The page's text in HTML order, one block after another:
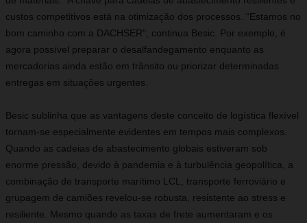
custos competitivos está na otimização dos processos. “Estamos no
bom caminho com a DACHSER", continua Besic. Por exemplo, é
agora possível preparar o desalfandegamento enquanto as
mercadorias ainda estão em trânsito ou priorizar determinadas
entregas em situações urgentes.
Besic sublinha que as vantagens deste conceito de logística flexível
tornam-se especialmente evidentes em tempos mais complexos.
Quando as cadeias de abastecimento globais estiveram sob
enorme pressão, devido à pandemia e à turbulência geopolítica, a
combinação de transporte marítimo LCL, transporte ferroviário e
grupagem de camiões revelou-se robusta, resistente ao stress e
resiliente. Mesmo quando as taxas de frete aumentaram e os